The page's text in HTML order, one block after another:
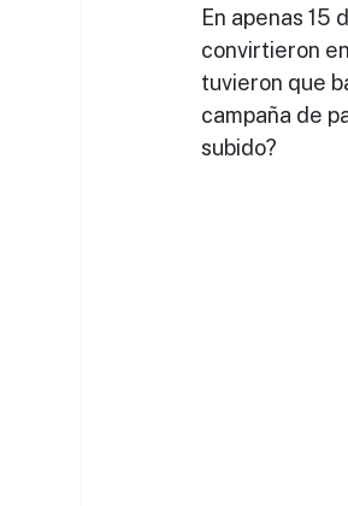
En apenas 15
convirtieron
tuvieron que
campaña de
subido?